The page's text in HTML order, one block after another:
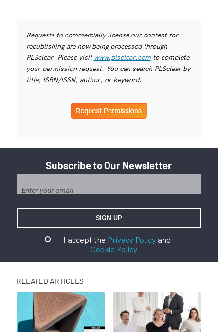
Requests to commercially license our content for
republishing are now being processed through
PLSclear. Please visit www.plsclear.comto complete
your permission request. You can search PLSclear by
title, ISBN/ISSN, author, or keyword.
Subscribe to Our Newsletter
I accept the Privacy Policyand
Cookie Policy
RELATED ARTICLES